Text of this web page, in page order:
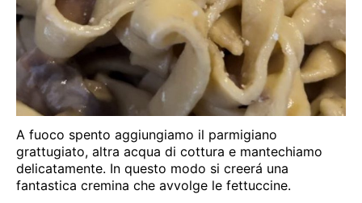
A fuoco spento aggiungiamo il parmigiano
grattugiato, altra acqua di cottura e mantechiamo
delicatamente. In questo modo si creerá una
fantastica cremina che avvolge le fettuccine.